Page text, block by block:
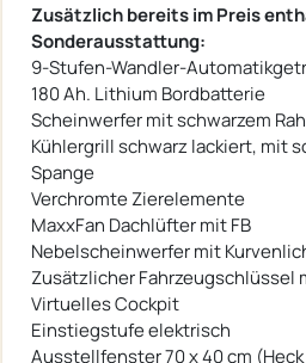
Zusätzlich bereits im Preis
Sonderausstattung:
9-Stufen-Wandler-
180 Ah. Lithium Bordbatterie
Scheinwerfer mit schwarzem
Kühlergrill schwarz lackiert, mit
Spange
Verchromte Zierelemente
MaxxFan Dachlüfter mit FB
Nebelscheinwerfer mit
Zusätzlicher Fahrzeugschlüssel
Virtuelles Cockpit
Einstiegstufe elektrisch
Ausstellfenster 70 x 40 cm